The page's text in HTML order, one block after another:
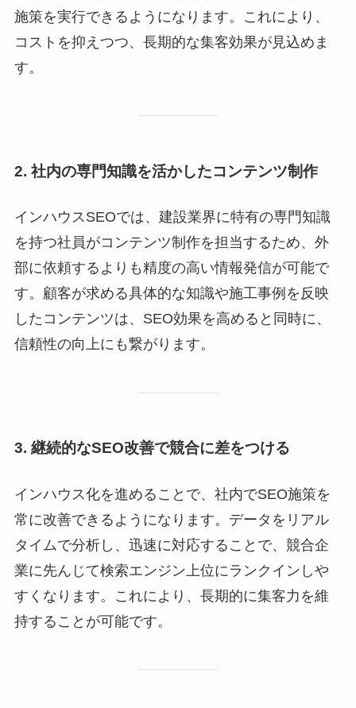
施策を実行できるようになります。これにより、
コストを抑えつつ、長期的な集客効果が見込めま
す。
2. 社内の専門知識を活かしたコンテンツ制作
インハウスSEOでは、建設業界に特有の専門知識
を持つ社員がコンテンツ制作を担当するため、外
部に依頼するよりも精度の高い情報発信が可能で
す。顧客が求める具体的な知識や施工事例を反映
したコンテンツは、SEO効果を高めると同時に、
信頼性の向上にも繋がります。
3. 継続的なSEO改善で競合に差をつける
インハウス化を進めることで、社内でSEO施策を
常に改善できるようになります。データをリアル
タイムで分析し、迅速に対応することで、競合企
業に先んじて検索エンジン上位にランクインしや
すくなります。これにより、長期的に集客力を維
持することが可能です。